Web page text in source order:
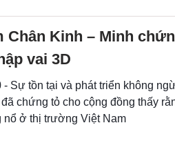
Chân Kinh – Minh
vai 3D
- Sự tồn tại và phát triển không
đã chứng tỏ cho cộng đồng thấy
nổ ở thị trường Việt Nam